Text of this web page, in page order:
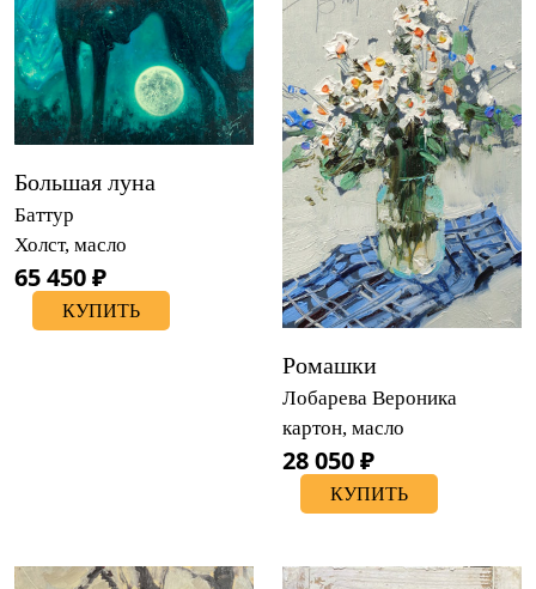
Большая луна
Баттур
Холст, масло
65 450 ₽
КУПИТЬ
Ромашки
Лобарева Вероника
картон, масло
28 050 ₽
КУПИТЬ